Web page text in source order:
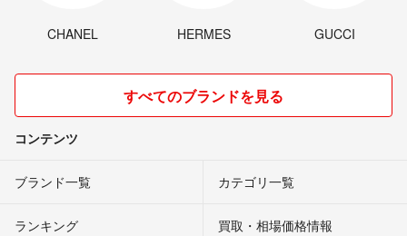
CHANEL HERMES GUCCI
すべてのブランドを見る
コンテンツ
ブランド一覧 カテゴリ一覧
ランキング 買取・相場価格情報